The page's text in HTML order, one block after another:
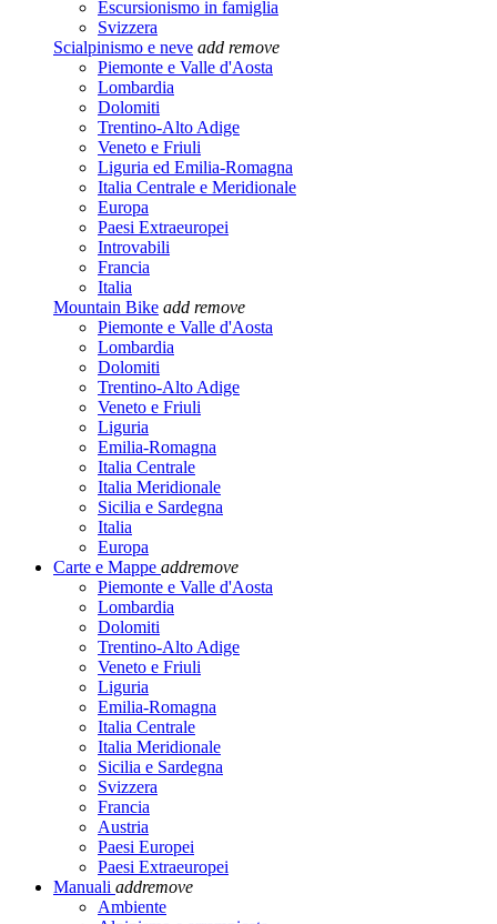
Escursionismo in famiglia
Svizzera
Scialpinismo e neve add remove
Piemonte e Valle d'Aosta
Lombardia
Dolomiti
Trentino-Alto Adige
Veneto e Friuli
Liguria ed Emilia-Romagna
Italia Centrale e Meridionale
Europa
Paesi Extraeuropei
Introvabili
Francia
Italia
Mountain Bike add remove
Piemonte e Valle d'Aosta
Lombardia
Dolomiti
Trentino-Alto Adige
Veneto e Friuli
Liguria
Emilia-Romagna
Italia Centrale
Italia Meridionale
Sicilia e Sardegna
Italia
Europa
Carte e Mappe addremove
Piemonte e Valle d'Aosta
Lombardia
Dolomiti
Trentino-Alto Adige
Veneto e Friuli
Liguria
Emilia-Romagna
Italia Centrale
Italia Meridionale
Sicilia e Sardegna
Svizzera
Francia
Austria
Paesi Europei
Paesi Extraeuropei
Manuali addremove
Ambiente